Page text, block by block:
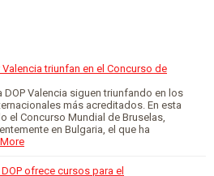
Valencia triunfan en el Concurso de
DOP Valencia siguen triunfando en los
más acreditados. En esta
el Concurso Mundial de Bruselas,
en Bulgaria, el que ha
ofrece cursos para el